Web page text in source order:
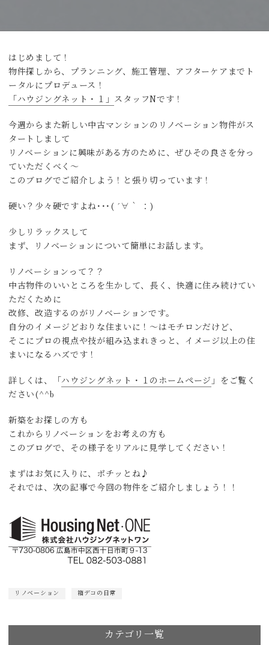
はじめまして！
物件探しから、プランニング、施工管理、アフターケアまでト
ータルにプロデュース！
「ハウジングネット・１」 スタッフNです！
今週からまた新しい中古マンションのリノベーション物件がス
タートしまして
リノベーションに興味がある方のために、ぜひその良さを分っ
ていただくべく〜
このブログでご紹介しよう！と張り切っています！
硬い？少々硬ですよね･･･( ´∀｀ ：)
少しリラックスして
まず、リノベーションについて簡単にお話します。
リノベーションって？？
中古物件のいいところを生かして、長く、快適に住み続けてい
ただくために
改修、改造するのがリノベーションです。
自分のイメージどおりな住まいに！〜はモチロンだけど、
そこにプロの視点や技が組み込まれきっと、イメージ以上の住
まいになるハズです！
詳しくは、「 ハウジングネット・１のホームページ 」をご覧く
ださい(^^b
新築をお探しの方も
これからリノベーションをお考えの方も
このブログで、その様子をリアルに見学してください！
まずはお気に入りに、ポチッとね♪
それでは、次の記事で今回の物件をご紹介しましょう！！
リノベーション 箱デコの日常
カテゴリ一覧